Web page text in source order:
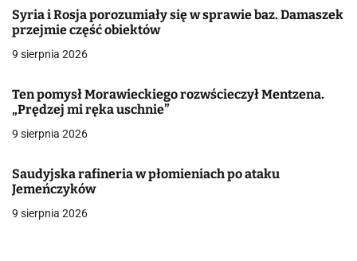
c
j
w
p
i
s
Syria i Rosja porozumiały się w sprawie baz. Damaszek
przejmie część obiektów
9 sierpnia 2026
Ten pomysł Morawieckiego rozwścieczył Mentzena.
„Prędzej mi ręka uschnie”
9 sierpnia 2026
Saudyjska rafineria w płomieniach po ataku
Jemeńczyków
9 sierpnia 2026